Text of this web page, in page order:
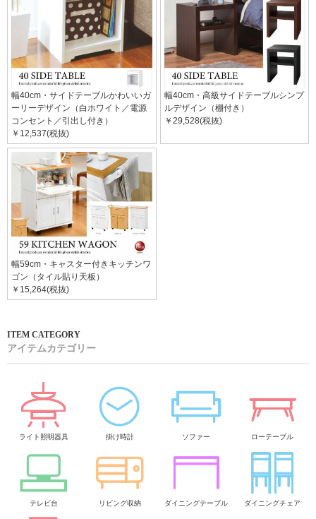
幅40cm・サイドテーブルかわいいガ
ーリーデザイン（白ホワイト／電源
コンセント／引出し付き）
￥12,537(税抜)
幅40cm・高級サイドテーブルシンプ
ルデザイン（棚付き）
￥29,528(税抜)
幅59cm・キャスター付きキッチンワ
ゴン（タイル貼り天板）
￥15,264(税抜)
アイテムカテゴリー
ライト照明器具 掛け時計 ソファー ローテーブル
テレビ台 リビング収納 ダイニングテーブル ダイニングチェア